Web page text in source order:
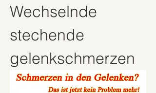
Wechselnde
stechende
gelenkschmerzen